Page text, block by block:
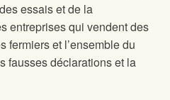
essais et de la
entreprises qui vendent des
fermiers et l’ensemble du
fausses déclarations et la